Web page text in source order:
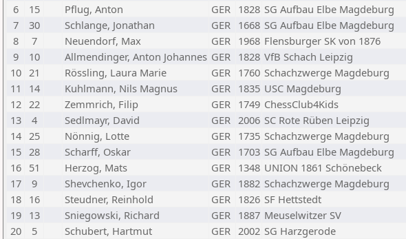
6
15 Pflug, Anton GER 1828 SG Aufbau Elbe Magdeburg
7
30 Schlange, Jonathan GER 1668 SG Aufbau Elbe Magdeburg
8
7 Neuendorf, Max GER 1968 Flensburger SK von 1876
9
10 Allmendinger, Anton Johannes GER 1828 VfB Schach Leipzig
10 21 Rössling, Laura Marie GER 1760 Schachzwerge Magdeburg
11
14 Kuhlmann, Nils Magnus GER 1835 USC Magdeburg
12 22 Zemmrich, Filip GER 1749 ChessClub4Kids
13
4 Sedlmayr, David GER 2006 SC Rote Rüben Leipzig
14 25 Nönnig, Lotte GER 1735 Schachzwerge Magdeburg
15 28 Scharff, Oskar GER 1703 SG Aufbau Elbe Magdeburg
16 51 Herzog, Mats GER 1348 UNION 1861 Schönebeck
17
9 Shevchenko, Igor GER 1882 Schachzwerge Magdeburg
18 16 Steudner, Reinhold GER 1826 SF Hettstedt
19 13 Sniegowski, Richard GER 1887 Meuselwitzer SV
20
5 Schubert, Hartmut GER 2002 SG Harzgerode